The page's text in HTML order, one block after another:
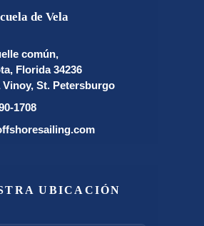
de Vela
común,
Florida 34236
Vinoy, St. Petersburgo
1708
UBICACIÓN